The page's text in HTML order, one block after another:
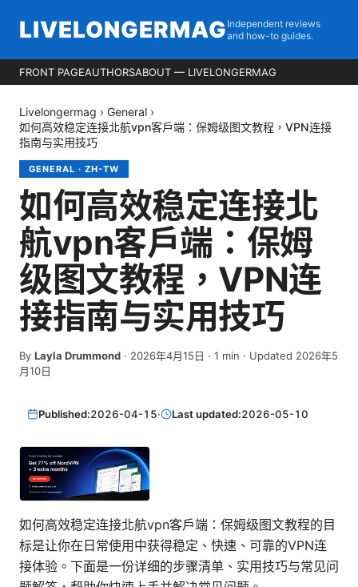
LIVELONGERMAG Independent reviews
and how-to guides.
FRONT PAGEAUTHORSABOUT — LIVELONGERMAG
Livelongermag › General ›
如何高效稳定连接北航vpn客户端：保姆级图文教程，VPN连接
指南与实用技巧
GENERAL · ZH-TW
如何高效稳定连接北
航vpn客户端：保姆
级图文教程，VPN连
接指南与实用技巧
By Layla Drummond · 2026年4月15日 · 1 min · Updated 2026年5
月10日
Published:2026-04-15· Last updated:2026-05-10
如何高效稳定连接北航vpn客户端：保姆级图文教程的目
标是让你在日常使用中获得稳定、快速、可靠的VPN连
接体验。下面是一份详细的步骤清单、实用技巧与常见问